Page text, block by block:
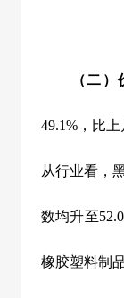
（二
49.1% ，比
从行业看，
数均升至
橡胶塑料制